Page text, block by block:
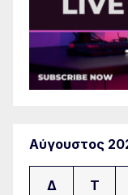
Αύγουστος
Δ Τ